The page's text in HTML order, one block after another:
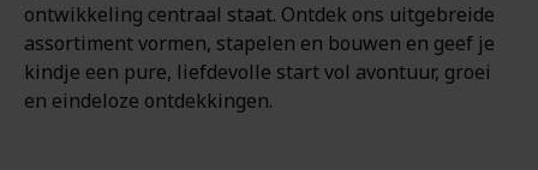
ontwikkeling centraal staat. Ontdek ons uitgebreide
assortiment vormen, stapelen en bouwen en geef je
kindje een pure, liefdevolle start vol avontuur, groei
en eindeloze ontdekkingen.